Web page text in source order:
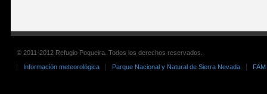
© 2011-2012 Refugio Poqueira. Todos los derechos reservados.
Información meteorológica
Parque Nacional y Natural de Sierra Nevada FAM